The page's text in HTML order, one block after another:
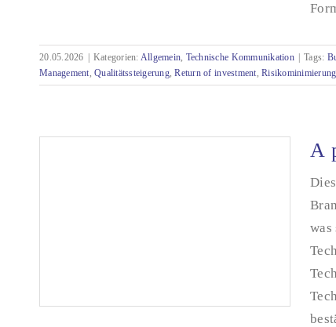
Technische Dokumentation sichtbar machen:
Argumente, die Ihr Management überzeugen
20.05.2026 Kategorien: Allgemein, Technische Kommunikation Tags:
Management,Qualitätssteigerung,Return of investment,Risikominimierung
A
was